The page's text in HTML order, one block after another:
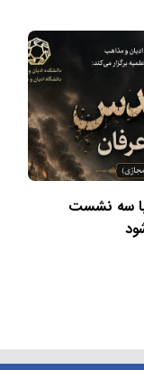
با سه نشست